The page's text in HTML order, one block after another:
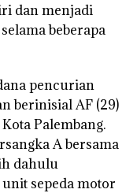
dan menjadi
beberapa
pencurian
berinisial AF (29)
Palembang.
A bersama
dahulu
sepeda motor